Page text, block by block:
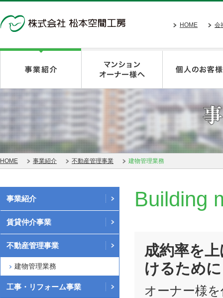
HOME 会
HOME 事業紹介 不動産管理事業 建物管理業務
Building
成約率を
けるために
オーナー様
事業紹介
賃貸仲介事業
不動産管理事業
建物管理業務
工事・リフォーム事業